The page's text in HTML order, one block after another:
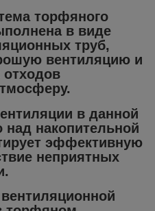
торфяного
в виде
труб,
вентиляцию и
в данной
накопительной
эффективную
неприятных